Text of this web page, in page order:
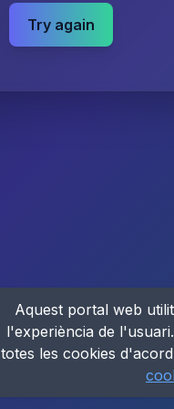
Try again
Aquest portal web
l'experiència de
totes les cookies